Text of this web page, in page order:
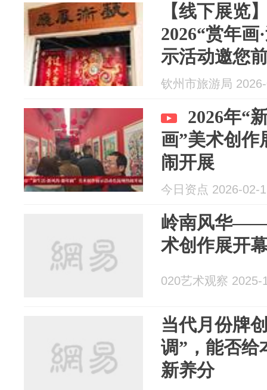
【线下展览
2026“赏年画
示活动邀您
钦州市旅游局
2026年“
画”美术创作
闹开展
今日资点 2026-02-
岭南风华
术创作展开
020艺术观察 2025-
当代月份牌
调”，能否给
新养分